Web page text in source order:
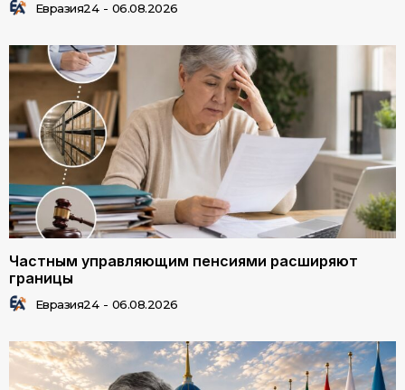
Евразия24 - 06.08.2026
Частным управляющим пенсиями расширяют
границы
Евразия24 - 06.08.2026